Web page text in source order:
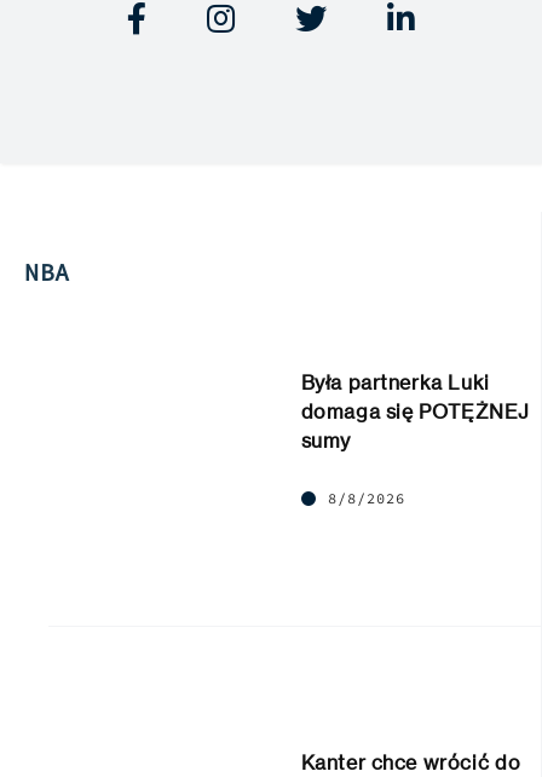
   
NBA
Była partnerka Luki
domaga się POTĘŻNEJ
sumy
8/8/2026
Kanter chce wrócić do